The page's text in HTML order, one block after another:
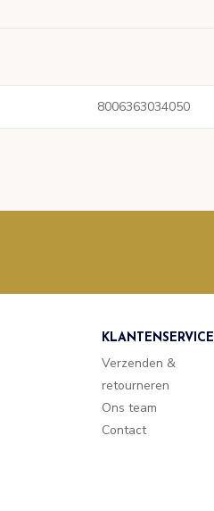
8006363034050
KLANTENSERVICE
Verzenden &
retourneren
Ons team
Contact